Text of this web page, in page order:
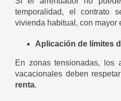
temporalidad, el contrato
vivienda habitual, con mayor
Aplicación de límites
En zonas tensionadas, los
vacacionales deben
renta.